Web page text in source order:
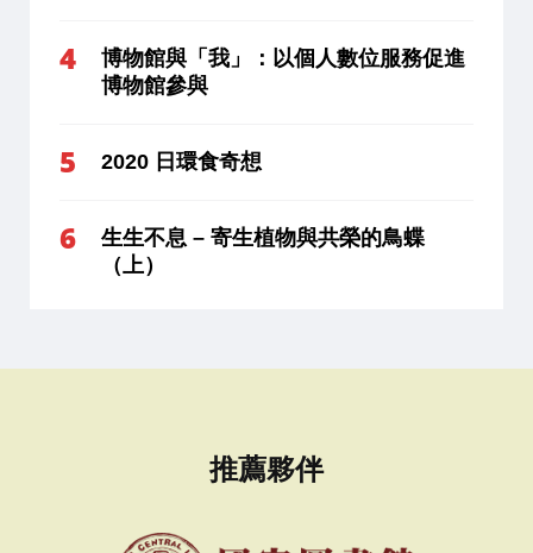
博物館與「我」：以個人數位服務促進
博物館參與
2020 日環食奇想
生生不息 – 寄生植物與共榮的鳥蝶
（上）
推薦夥伴